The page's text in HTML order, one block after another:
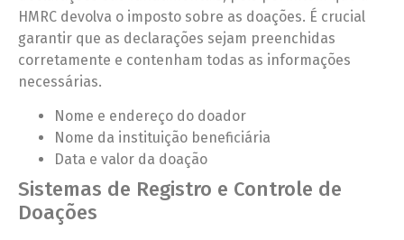
HMRC devolva o imposto sobre as doações. É crucial
garantir que as declarações sejam preenchidas
corretamente e contenham todas as informações
necessárias.
Nome e endereço do doador
Nome da instituição beneficiária
Data e valor da doação
Sistemas de Registro e Controle de
Doações